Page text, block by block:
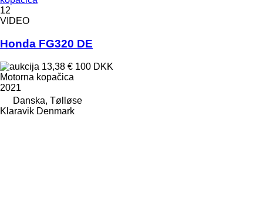
12
VIDEO
Honda FG320 DE
13,38 € 100 DKK
Motorna kopačica
2021
Danska, Tølløse
Klaravik Denmark